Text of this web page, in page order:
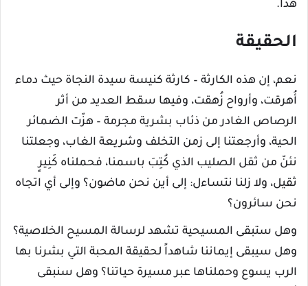
هذا.
الحقيقة
نعم، إن هذه الكارثة – كارثة كنيسة سيدة النجاة حيث دماء
أُهرقت، وأرواح زُهقت، وفيها سقط العديد من أثر
الرصاص الغادر من ذئاب بشرية مجرمة – هزّت الضمائر
الحية، وأرجعتنا إلى زمن التخلف وشريعة الغاب، وجعلتنا
نئنّ من ثقل الصليب الذي كُتِبَ باسمنا، فحملناه كَنِيرٍ
ثقيل، ولا زلنا نتساءل: إلى أين نحن ماضون؟ وإلى أي اتجاه
نحن سائرون؟
وهل ستبقى المسيحية تشهد لرسالة المسيح الخلاصية؟
وهل سيبقى إيماننا شاهداً لحقيقة المحبة التي بشرنا بها
الرب يسوع وحملناها عبر مسيرة حياتنا؟ وهل سنبقى